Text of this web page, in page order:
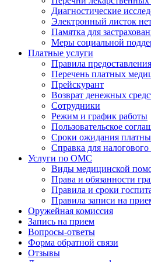
Диагностические
Электронный листок
Памятка для
Меры социальной
Платные услуги
Правила
Перечень платных
Прейскурант
Возврат денежных
Сотрудники
Режим и график работы
Пользовательское
Сроки ожидания
Справка для налогового
Услуги по ОМС
Виды медицинской
Права и обязанности
Правила и сроки
Правила записи на
Оружейная комиссия
Запись на прием
Вопросы-ответы
Форма обратной связи
Отзывы